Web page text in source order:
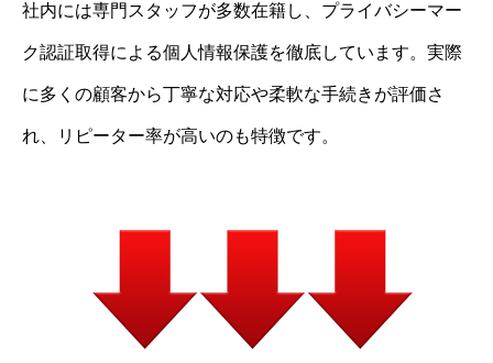
社内には専門スタッフが多数在籍し、プライバシーマー
ク認証取得による個人情報保護を徹底しています。実際
に多くの顧客から丁寧な対応や柔軟な手続きが評価さ
れ、リピーター率が高いのも特徴です。